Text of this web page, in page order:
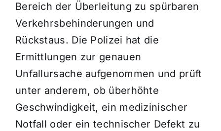
Bereich der Überleitung zu spürbaren
Verkehrsbehinderungen und
Rückstaus. Die Polizei hat die
Ermittlungen zur genauen
Unfallursache aufgenommen und prüft
unter anderem, ob überhöhte
Geschwindigkeit, ein medizinischer
Notfall oder ein technischer Defekt zu